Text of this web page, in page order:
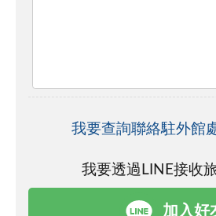
我要查詢聯絡駐外館
我要透過LINE接收
加入好